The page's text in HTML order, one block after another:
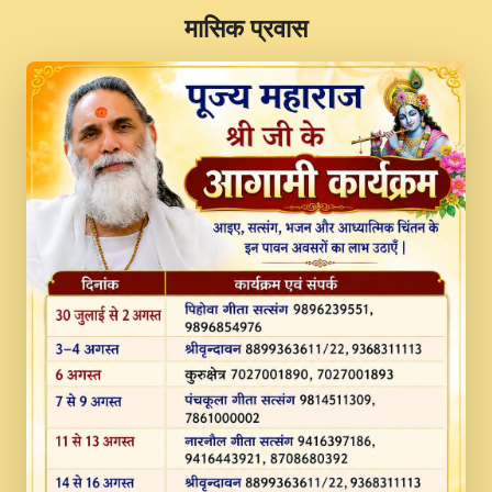
JINU SATGURU AAP BULAVE by Rasik
Pawan ji 20-11-19 Sankirtan At VEER JI
PRABHU KUTEER CHANNEL.mp3
Kina Sohna Tera Bhawan Sajaya Mata
Vaishno Devi Aarti Mata Rani Bhajan By
Lakhwinder Wadali Ji.mp3
MERE MANN VICH KANTH KALER
NEW PUNAJBI DEVOTIONAL SONG 2017
FULL VIDEO HD.mp3
Na To Roop Hai Bindu Ji Maharaj Pad - A
Divine Bhajan by Shri Indresh Ji
#BhaktiPath.mp3
Radha Rani Ki Kirpa Best Devotional
Song By Chitra Vichitra.mp3
​मासिक प्रवास